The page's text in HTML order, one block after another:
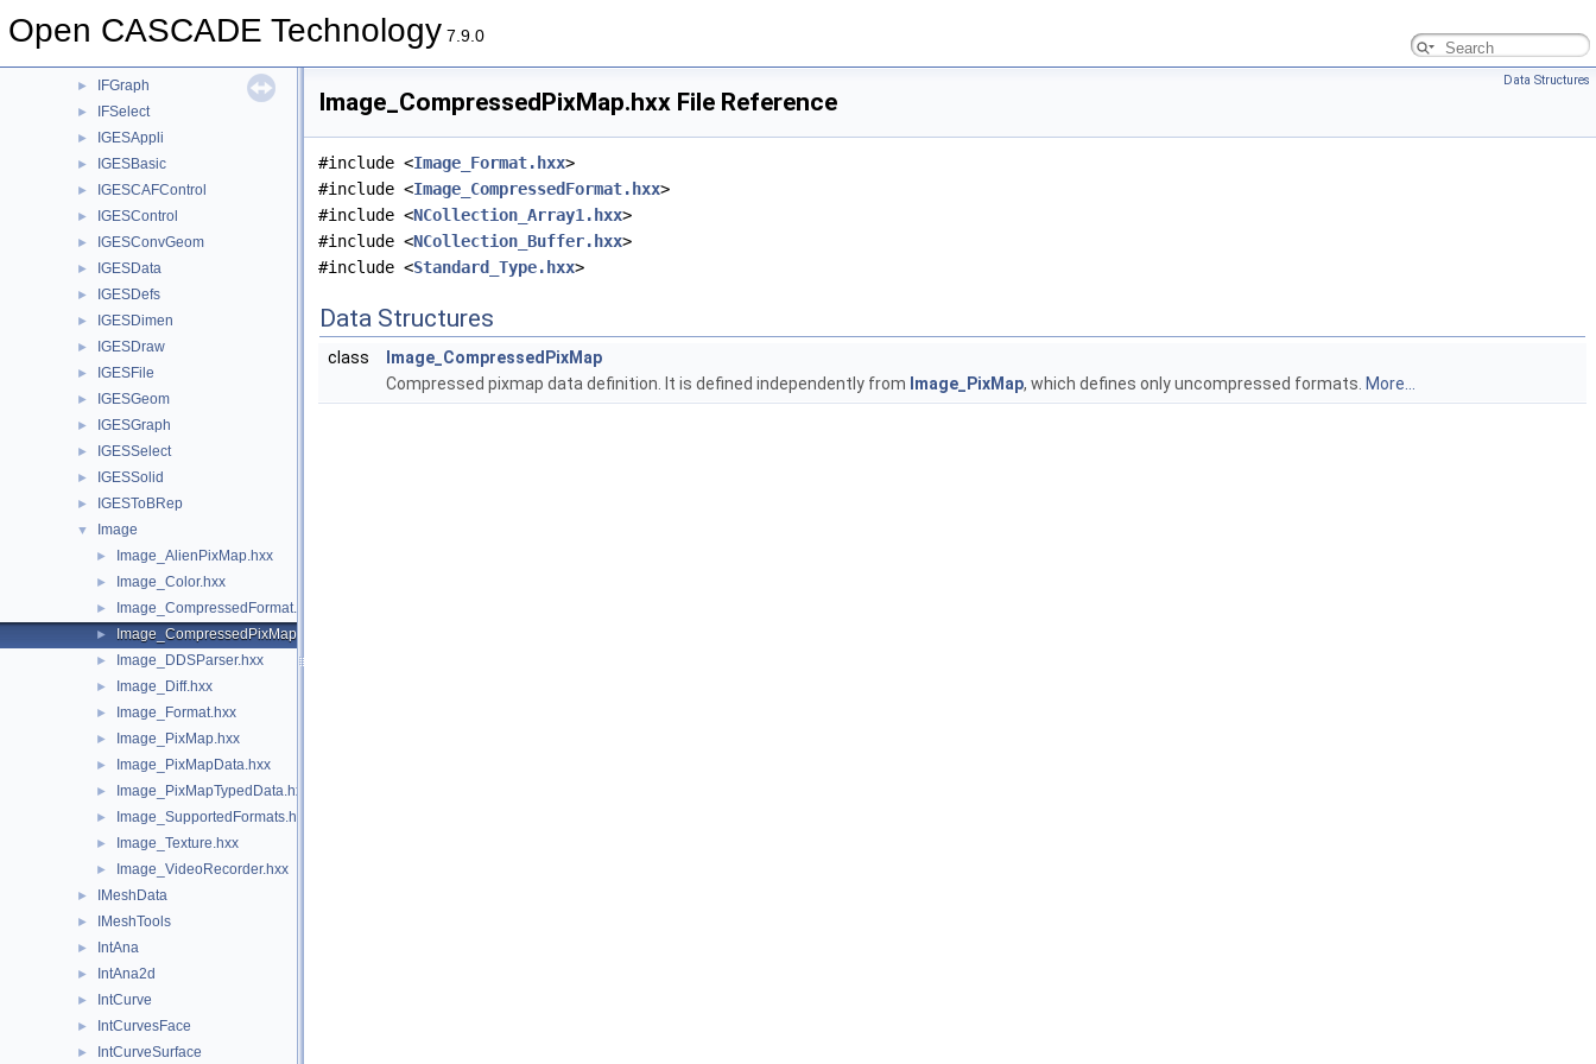
Open CASCADE Technology 7.9.0
► HLRTest
► IFGraph
► IFSelect
► IGESAppli
► IGESBasic
► IGESCAFControl
► IGESControl
► IGESConvGeom
► IGESData
► IGESDefs
► IGESDimen
► IGESDraw
► IGESFile
► IGESGeom
► IGESGraph
► IGESSelect
► IGESSolid
► IGESToBRep
▼ Image
► Image_AlienPixMap.hxx
► Image_Color.hxx
► Image_CompressedFormat.hxx
► Image_CompressedPixMap.hxx
► Image_DDSParser.hxx
► Image_Diff.hxx
► Image_Format.hxx
► Image_PixMap.hxx
► Image_PixMapData.hxx
► Image_PixMapTypedData.hxx
► Image_SupportedFormats.hxx
► Image_Texture.hxx
► Image_VideoRecorder.hxx
► IMeshData
► IMeshTools
► IntAna
► IntAna2d
► IntCurve
► IntCurvesFace
► IntCurveSurface
Data Structures
Image_CompressedPixMap.hxx File Reference
#include <Image_Format.hxx>
#include <Image_CompressedFormat.hxx>
#include <NCollection_Array1.hxx>
#include <NCollection_Buffer.hxx>
#include <Standard_Type.hxx>
Data Structures
class
Image_CompressedPixMap
Compressed pixmap data definition. It is defined independently from Image_PixMap, which defines only uncompressed formats. More...